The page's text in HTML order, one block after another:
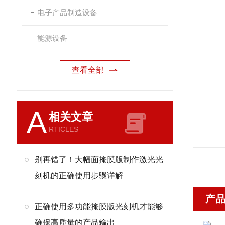
电子产品制造设备
能源设备
查看全部
A相关文章
RTICLES
别再错了！大幅面掩膜版制作激光光
刻机的正确使用步骤详解
正确使用多功能掩膜版光刻机才能够
确保高质量的产品输出
产